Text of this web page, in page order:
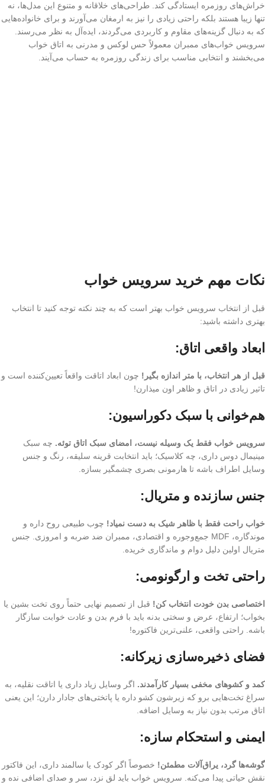
خراش‌های روزمره ایستادگی کند. طراحی‌های خلاقانه و متنوع این مدل‌ها، نه
تنها زیبا هستند بلکه راحتی زیادی را نیز به ارمغان می‌آورند و برای خانواده‌هایی
که به دنبال گزینه‌های مقاوم و کاربردی می‌گردند، ایده‌آل به نظر می‌رسند.
سرویس خواب‌های ممبران معمولاً حس لوکس و مدرنی به اتاق خواب
می‌بخشند و انتخابی مناسب برای زندگی روزمره به حساب می‌آیند.
نکات مهم خرید سرویس خواب
قبل از انتخاب سرویس خواب بهتر است که به چند نکته توجه کنید تا انتخاب
بهتری داشته باشید:
ابعاد واقعی اتاق:
قبل از هر انتخاب، با متر اندازه بگیر! چون ابعاد اتاقت واقعاً تعیین‌کننده است و
تاثیر زیادی در اتاق و ظاهر اون میذارن!
هم‌خوانی با سبک دکوراسیون:
سرویس خواب فقط یک وسیله نیست، امضای سبک اتاق توئه. چه سبک
مینیمال دوس داری، چه کلاسیک؛ باید انتخابت قرینه سلیقه، رنگ و جنس
وسایل اطراف باشه تا هارمونی بصری چشمگیر بسازه.
جنس سازنده و متریال:
خواب راحت فقط با ظاهر شیک به دست نمیاد! چوب طبیعی روح داره و
موندگاره، MDF جمع‌وجوره و اقتصادی، ممبران ضد ضربه و امروزی. جنس
متریال اولین دلیل دوام و ماندگاری خریده.
راحتی تخت و ارگونومی:
اختصاصی بدن خودت انتخاب کن! قبل از تصمیم نهایی حتماً روی تخت بشین یا
بخواب؛ ارتفاع، عرض و سختی بدنه باید با فرم بدن و عادت‌ خوابت سازگار
باشه. راحتی واقعی، علنی‌ترین فاکتوره!
فضای ذخیره‌سازی زیرکانه:
کمد و کشوهای مخفی بسیار کارآمدند. اگر وسایل زیاد داری یا اتاقت نقلیه، به
سراغ تخت‌هایی برو که زیرشون کشو داره یا پاتختی‌های جادار دارن؛ این یعنی
اتاق مرتب بدون نیاز به وسایل اضافه.
ایمنی و استحکام سازه:
گوشه‌ها گرد، یراق‌آلات مطمئن! خصوصاً اگر کودک یا سالمند داری، این فاکتور
نقش حیاتی پیدا می‌کنه. سرویس خواب باید لق نزد، سر و صدای اضافی نده و